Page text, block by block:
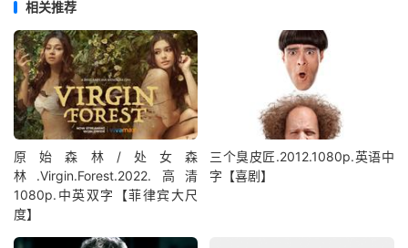
相关推荐
原始森林/处女森
林.Virgin.Forest.2022.高清
1080p.中英双字【菲律宾大尺
度】
三个臭皮匠.2012.1080p.英语中
字【喜剧】